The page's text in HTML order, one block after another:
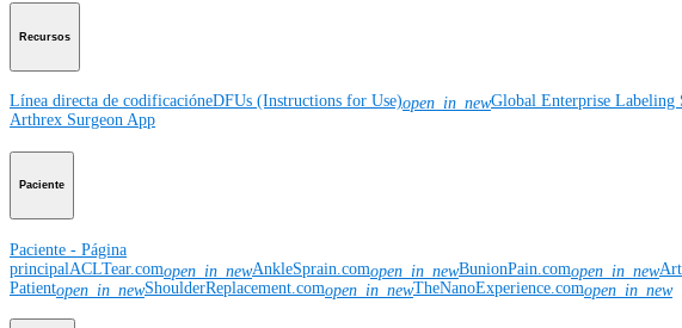
Recursos
Línea directa de codificacióneDFUs (Instructions for Use)open_in_newGlobal Enterprise Labeling
Arthrex Surgeon App
Paciente
Paciente - Página
principalACLTear.comopen_in_newAnkleSprain.comopen_in_newBunionPain.comopen_in_new
Patientopen_in_newShoulderReplacement.comopen_in_newTheNanoExperience.comopen_in_new